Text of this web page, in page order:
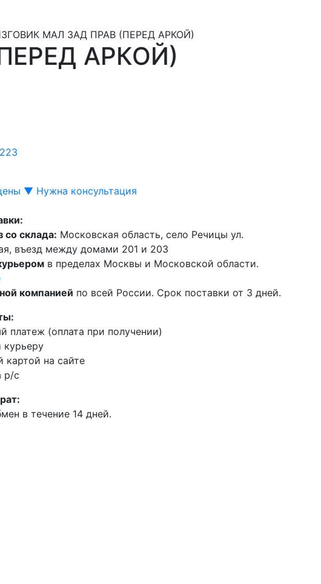
МАЛ ЗАД ПРАВ (ПЕРЕД АРКОЙ)
АРКОЙ)
▼ Нужна консультация
со склада: Московская область, село Речицы ул.
въезд между домами 201 и 203
в пределах Москвы и Московской области.
компанией по всей России. Срок поставки от 3 дней.
платеж (оплата при получении)
курьеру
картой на сайте
р/с
в течение 14 дней.